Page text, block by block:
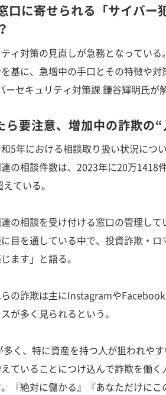
口に寄せられる「サイバー
ィ対策の見直しが急務となってい
基に、急増中の手口とその特徴や
セキュリティ対策課 鎌谷輝明氏が
ら要注意、増加中の詐欺の
5年における相談取り扱い状況につ
の相談件数は、2023年に20万1418
ている。
の相談を受け付ける窓口の管理して
目を通している中で、投資詐欺・
ます」と語る。
の詐欺は主にInstagramや
が多く見られるという。
多く、特に資産を持つ人が狙われや
ていることにつけ込んで詐欺を働
『絶対に儲かる』『あなただけに